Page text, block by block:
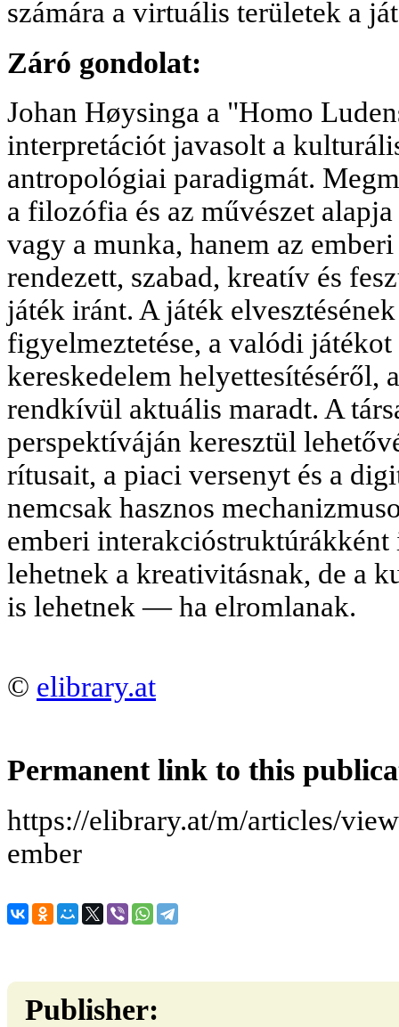
számára a virtuális területek a
Záró gondolat:
Johan Høysinga a "Homo
interpretációt javasolt a
antropológiai paradigmát.
a filozófia és az művészet
vagy a munka, hanem az
rendezett, szabad, kreatív és
játék iránt. A játék
figyelmeztetése, a valódi
kereskedelem helyettesítéséről,
rendkívül aktuális maradt. A
perspektíváján keresztül
rítusait, a piaci versenyt és a
nemcsak hasznos
emberi
lehetnek a kreativitásnak, de a
is lehetnek — ha elromlanak.
© elibrary.at
Permanent link to this
https://elibrary.at/m/articles/
ember
Publisher: